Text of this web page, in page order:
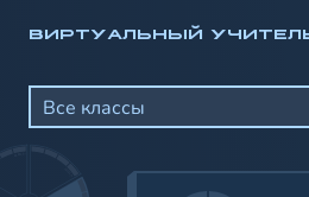
ВИРТУАЛЬНЫЙ
Все классы
Алгебра
Геометрия